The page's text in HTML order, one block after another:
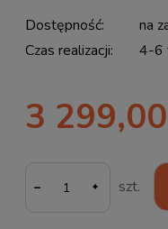
Dostępność:
na
Czas realizacji:
4-6
3
- szt.